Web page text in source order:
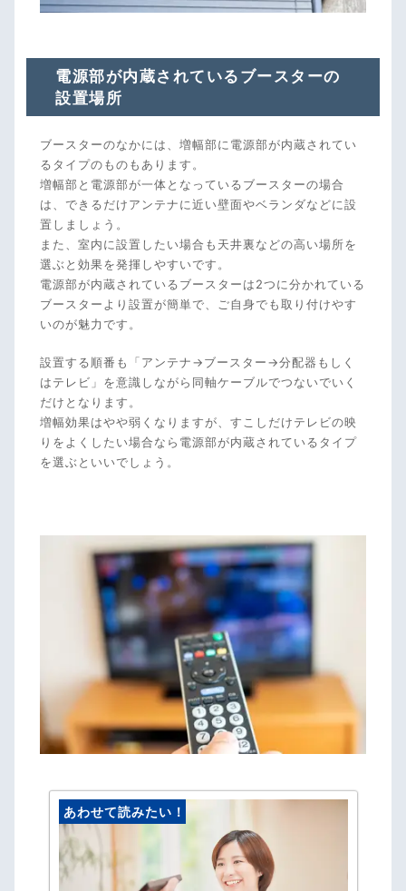
電源部が内蔵されているブースターの
設置場所
ブースターのなかには、増幅部に電源部が内蔵されてい
るタイプのものもあります。
増幅部と電源部が一体となっているブースターの場合
は、できるだけアンテナに近い壁面やベランダなどに設
置しましょう。
また、室内に設置したい場合も天井裏などの高い場所を
選ぶと効果を発揮しやすいです。
電源部が内蔵されているブースターは2つに分かれている
ブースターより設置が簡単で、ご自身でも取り付けやす
いのが魅力です。
設置する順番も「アンテナ→ブースター→分配器もしく
はテレビ」を意識しながら同軸ケーブルでつないでいく
だけとなります。
増幅効果はやや弱くなりますが、すこしだけテレビの映
りをよくしたい場合なら電源部が内蔵されているタイプ
を選ぶといいでしょう。
あわせて読みたい！